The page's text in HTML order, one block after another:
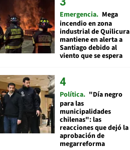
Emergencia Mega
incendio en zona
industrial de Quilicura
mantiene en alerta a
Santiago debido al
viento que se espera
Política "Día negro
para las
municipalidades
chilenas": las
reacciones que dejó la
aprobación de
megarreforma